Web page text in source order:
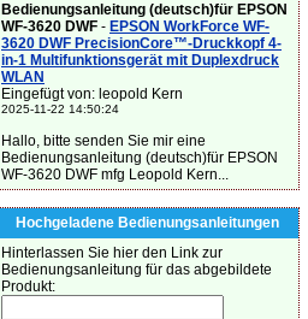
Bedienungsanleitung (deutsch)für EPSON
WF-3620 DWF - EPSON WorkForce WF-
3620 DWF PrecisionCore™-Druckkopf 4-
in-1 Multifunktionsgerät mit Duplexdruck
WLAN
Eingefügt von: leopold Kern
2025-11-22 14:50:24
Hallo, bitte senden Sie mir eine
Bedienungsanleitung (deutsch)für EPSON
WF-3620 DWF mfg Leopold Kern...
Hochgeladene Bedienungsanleitungen
Hinterlassen Sie hier den Link zur
Bedienungsanleitung für das abgebildete
Produkt: